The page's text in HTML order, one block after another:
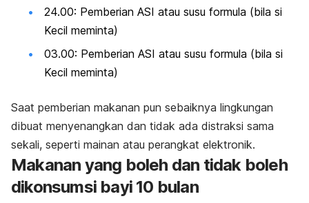
24.00: Pemberian ASI atau susu formula (bila si
Kecil meminta)
03.00: Pemberian ASI atau susu formula (bila si
Kecil meminta)
Saat pemberian makanan pun sebaiknya lingkungan
dibuat menyenangkan dan tidak ada distraksi sama
sekali, seperti mainan atau perangkat elektronik.
Makanan yang boleh dan tidak boleh
dikonsumsi bayi 10 bulan